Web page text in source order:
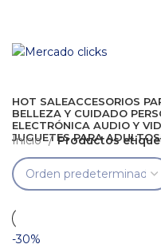
HOT SALEACCESORIOS
BELLEZA Y CUIDADO
ELECTRÓNICA AUDIO Y
JUGUETES PARA ADULTOS
Inicio Productos
-30%